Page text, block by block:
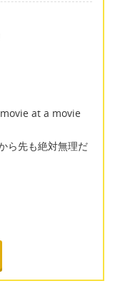
at a movie
ら先も絶対無理だ